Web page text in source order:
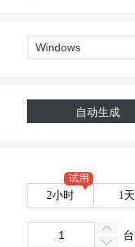
自动生成
2小时
试用
1天
台